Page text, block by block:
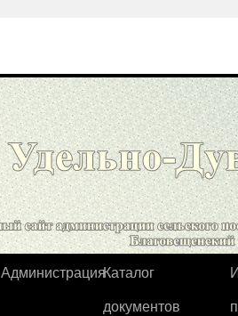
АдминистрацияКаталог
документов